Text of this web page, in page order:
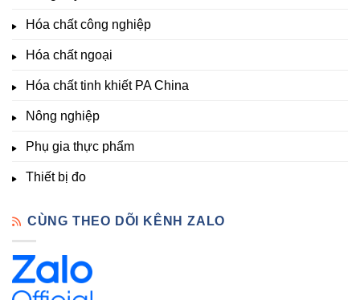
Chất
Hóa chất công nghiệp
Hóa chất ngoại
Hóa chất tinh khiết PA China
Nông nghiệp
Phụ gia thực phẩm
Thiết bị đo
CÙNG THEO DÕI KÊNH ZALO